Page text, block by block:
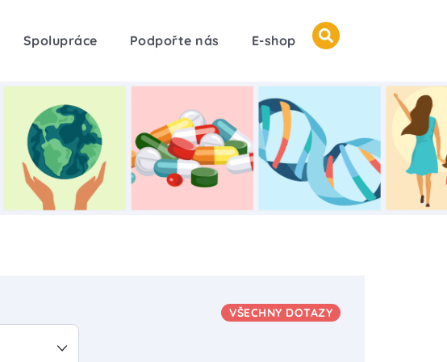
Spolupráce Podpořte nás E-shop
VŠECHNY DOTAZY